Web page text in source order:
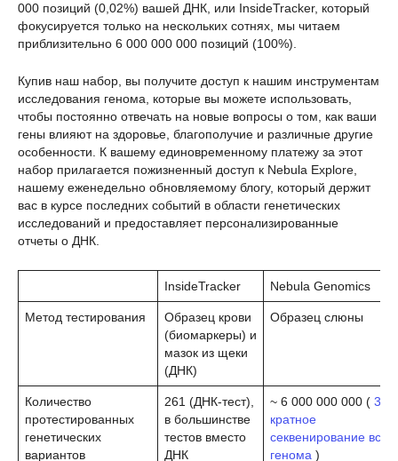
000 позиций (0,02%) вашей ДНК, или InsideTracker, который
фокусируется только на нескольких сотнях, мы читаем
приблизительно 6 000 000 000 позиций (100%).
Купив наш набор, вы получите доступ к нашим инструментам
исследования генома, которые вы можете использовать,
чтобы постоянно отвечать на новые вопросы о том, как ваши
гены влияют на здоровье, благополучие и различные другие
особенности. К вашему единовременному платежу за этот
набор прилагается пожизненный доступ к Nebula Explore,
нашему еженедельно обновляемому блогу, который держит
вас в курсе последних событий в области генетических
исследований и предоставляет персонализированные
отчеты о ДНК.
InsideTracker Nebula Genomics
Метод тестирования
Образец крови
(биомаркеры) и
мазок из щеки
(ДНК)
Образец слюны
Количество
протестированных
генетических
вариантов
261 (ДНК-тест),
в большинстве
тестов вместо
ДНК
~ 6 000 000 000 ( 30-
кратное
секвенирование
генома )